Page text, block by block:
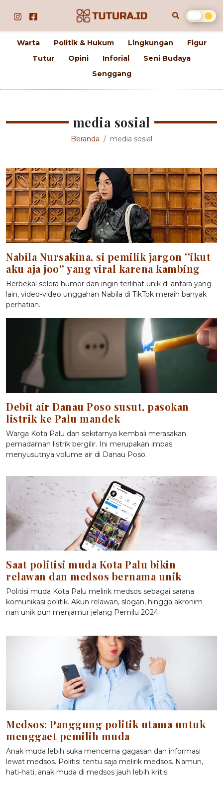
Warta Politik & Hukum Lingkungan
Figur
Tutur
Opini Inforial
Seni Budaya
Senggang
media sosial
Beranda media sosial
Nabila Nursakina, si pemilik jargon ''ikut
aku aja joo'' yang viral karena kambing
Berbekal selera humor dan ingin terlihat unik di antara yang
lain, video-video unggahan Nabila di TikTok meraih banyak
perhatian.
Debit air Danau Poso susut, pasokan
listrik ke Palu mandek
Warga Kota Palu dan sekitarnya kembali merasakan
pemadaman listrik bergilir. Ini merupakan imbas
menyusutnya volume air di Danau Poso.
Saat politisi muda Kota Palu bikin
relawan dan medsos bernama unik
Politisi muda Kota Palu melirik medsos sebagai sarana
komunikasi politik. Akun relawan, slogan, hingga akronim
nan unik pun menjamur jelang Pemilu 2024.
Medsos: Panggung politik utama untuk
menggaet pemilih muda
Anak muda lebih suka mencerna gagasan dan informasi
lewat medsos. Politisi tentu saja melirik medsos. Namun,
hati-hati, anak muda di medsos jauh lebih kritis.